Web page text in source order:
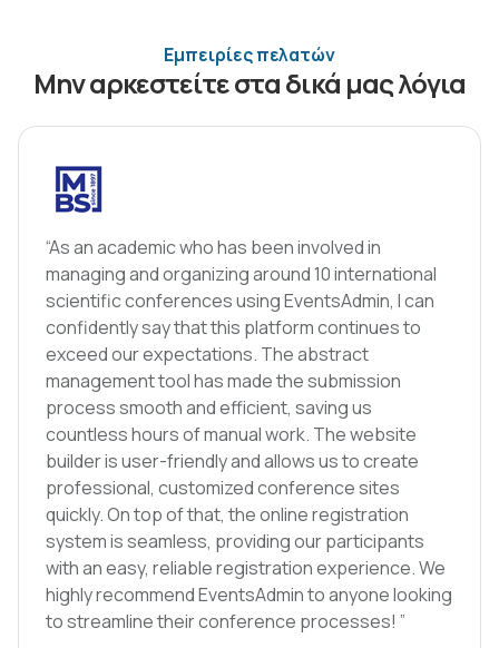
Eμπειρίες πελατών
Μην αρκεστείτε στα δικά μας λόγια
“As an academic who has been involved in
managing and organizing around 10 international
scientific conferences using EventsAdmin, I can
confidently say that this platform continues to
exceed our expectations. The abstract
management tool has made the submission
process smooth and efficient, saving us
countless hours of manual work. The website
builder is user-friendly and allows us to create
professional, customized conference sites
quickly. On top of that, the online registration
system is seamless, providing our participants
with an easy, reliable registration experience. We
highly recommend EventsAdmin to anyone looking
to streamline their conference processes! ”